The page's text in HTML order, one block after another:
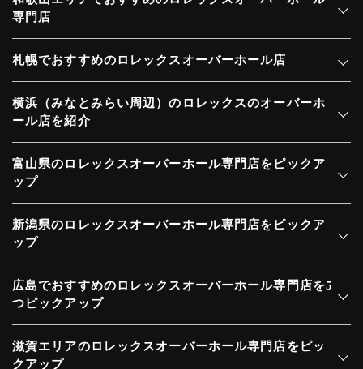
専門店
札幌でおすすめのロレックスオーバーホール店
横浜（みなとみらい周辺）のロレックスのオーバーホ
ール店を紹介
富山県のロレックスオーバーホール専門店をピックア
ップ
新潟県のロレックスオーバーホール専門店をピックア
ップ
広島でおすすめのロレックスオーバーホール専門店を5
つピックアップ
滋賀エリアのロレックスオーバーホール専門店をピッ
クアップ